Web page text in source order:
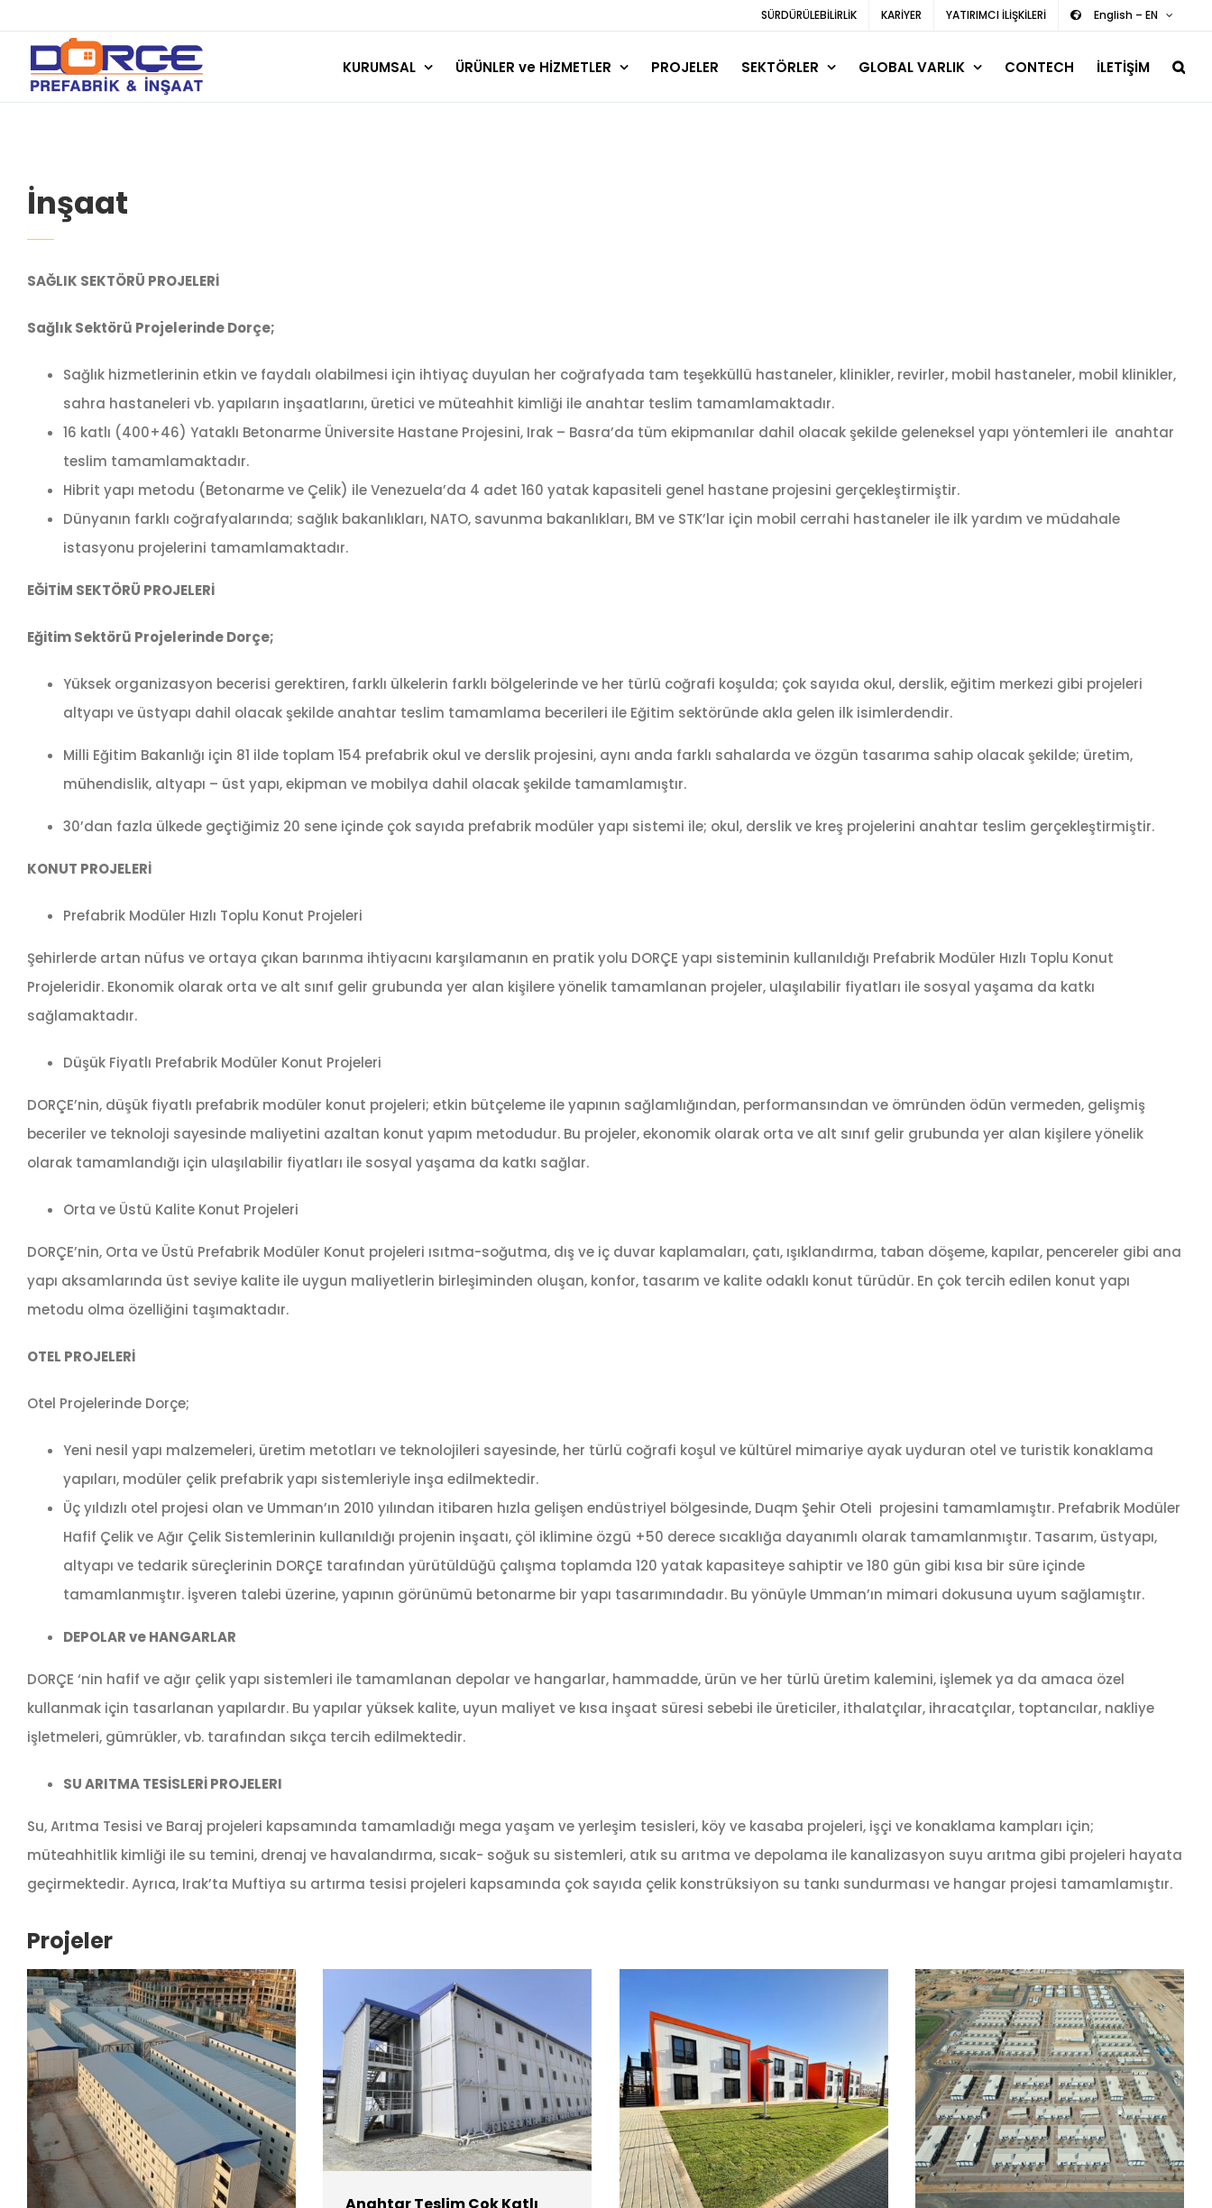
content
SÜRDÜRÜLEBİLİRLİK KARİYER YATIRIMCI İLİŞKİLERİ English – EN
KURUMSAL ÜRÜNLER ve HİZMETLER PROJELER SEKTÖRLER GLOBAL VARLIK CONTECH İLETİŞİM
İnşaat
SAĞLIK SEKTÖRÜ PROJELERİ
Sağlık Sektörü Projelerinde Dorçe;
Sağlık hizmetlerinin etkin ve faydalı olabilmesi için ihtiyaç duyulan her coğrafyada tam teşekküllü hastaneler, klinikler, revirler, mobil hastaneler, mobil klinikler,
sahra hastaneleri vb. yapıların inşaatlarını, üretici ve müteahhit kimliği ile anahtar teslim tamamlamaktadır.
16 katlı (400+46) Yataklı Betonarme Üniversite Hastane Projesini, Irak – Basra’da tüm ekipmanılar dahil olacak şekilde geleneksel yapı yöntemleri ile anahtar
teslim tamamlamaktadır.
Hibrit yapı metodu (Betonarme ve Çelik) ile Venezuela’da 4 adet 160 yatak kapasiteli genel hastane projesini gerçekleştirmiştir.
Dünyanın farklı coğrafyalarında; sağlık bakanlıkları, NATO, savunma bakanlıkları, BM ve STK’lar için mobil cerrahi hastaneler ile ilk yardım ve müdahale
istasyonu projelerini tamamlamaktadır.
EĞİTİM SEKTÖRÜ PROJELERİ
Eğitim Sektörü Projelerinde Dorçe;
Yüksek organizasyon becerisi gerektiren, farklı ülkelerin farklı bölgelerinde ve her türlü coğrafi koşulda; çok sayıda okul, derslik, eğitim merkezi gibi projeleri
altyapı ve üstyapı dahil olacak şekilde anahtar teslim tamamlama becerileri ile Eğitim sektöründe akla gelen ilk isimlerdendir.
Milli Eğitim Bakanlığı için 81 ilde toplam 154 prefabrik okul ve derslik projesini, aynı anda farklı sahalarda ve özgün tasarıma sahip olacak şekilde; üretim,
mühendislik, altyapı – üst yapı, ekipman ve mobilya dahil olacak şekilde tamamlamıştır.
30’dan fazla ülkede geçtiğimiz 20 sene içinde çok sayıda prefabrik modüler yapı sistemi ile; okul, derslik ve kreş projelerini anahtar teslim gerçekleştirmiştir.
KONUT PROJELERİ
Prefabrik Modüler Hızlı Toplu Konut Projeleri
Şehirlerde artan nüfus ve ortaya çıkan barınma ihtiyacını karşılamanın en pratik yolu DORÇE yapı sisteminin kullanıldığı Prefabrik Modüler Hızlı Toplu Konut
Projeleridir. Ekonomik olarak orta ve alt sınıf gelir grubunda yer alan kişilere yönelik tamamlanan projeler, ulaşılabilir fiyatları ile sosyal yaşama da katkı
sağlamaktadır.
Düşük Fiyatlı Prefabrik Modüler Konut Projeleri
DORÇE’nin, düşük fiyatlı prefabrik modüler konut projeleri; etkin bütçeleme ile yapının sağlamlığından, performansından ve ömründen ödün vermeden, gelişmiş
beceriler ve teknoloji sayesinde maliyetini azaltan konut yapım metodudur. Bu projeler, ekonomik olarak orta ve alt sınıf gelir grubunda yer alan kişilere yönelik
olarak tamamlandığı için ulaşılabilir fiyatları ile sosyal yaşama da katkı sağlar.
Orta ve Üstü Kalite Konut Projeleri
DORÇE’nin, Orta ve Üstü Prefabrik Modüler Konut projeleri ısıtma-soğutma, dış ve iç duvar kaplamaları, çatı, ışıklandırma, taban döşeme, kapılar, pencereler gibi ana
yapı aksamlarında üst seviye kalite ile uygun maliyetlerin birleşiminden oluşan, konfor, tasarım ve kalite odaklı konut türüdür. En çok tercih edilen konut yapı
metodu olma özelliğini taşımaktadır.
OTEL PROJELERİ
Otel Projelerinde Dorçe;
Yeni nesil yapı malzemeleri, üretim metotları ve teknolojileri sayesinde, her türlü coğrafi koşul ve kültürel mimariye ayak uyduran otel ve turistik konaklama
yapıları, modüler çelik prefabrik yapı sistemleriyle inşa edilmektedir.
Üç yıldızlı otel projesi olan ve Umman’ın 2010 yılından itibaren hızla gelişen endüstriyel bölgesinde, Duqm Şehir Oteli projesini tamamlamıştır. Prefabrik Modüler
Hafif Çelik ve Ağır Çelik Sistemlerinin kullanıldığı projenin inşaatı, çöl iklimine özgü +50 derece sıcaklığa dayanımlı olarak tamamlanmıştır. Tasarım, üstyapı,
altyapı ve tedarik süreçlerinin DORÇE tarafından yürütüldüğü çalışma toplamda 120 yatak kapasiteye sahiptir ve 180 gün gibi kısa bir süre içinde
tamamlanmıştır. İşveren talebi üzerine, yapının görünümü betonarme bir yapı tasarımındadır. Bu yönüyle Umman’ın mimari dokusuna uyum sağlamıştır.
DEPOLAR ve HANGARLAR
DORÇE ‘nin hafif ve ağır çelik yapı sistemleri ile tamamlanan depolar ve hangarlar, hammadde, ürün ve her türlü üretim kalemini, işlemek ya da amaca özel
kullanmak için tasarlanan yapılardır. Bu yapılar yüksek kalite, uyun maliyet ve kısa inşaat süresi sebebi ile üreticiler, ithalatçılar, ihracatçılar, toptancılar, nakliye
işletmeleri, gümrükler, vb. tarafından sıkça tercih edilmektedir.
SU ARITMA TESİSLERİ PROJELERI
Su, Arıtma Tesisi ve Baraj projeleri kapsamında tamamladığı mega yaşam ve yerleşim tesisleri, köy ve kasaba projeleri, işçi ve konaklama kampları için;
müteahhitlik kimliği ile su temini, drenaj ve havalandırma, sıcak- soğuk su sistemleri, atık su arıtma ve depolama ile kanalizasyon suyu arıtma gibi projeleri hayata
geçirmektedir. Ayrıca, Irak’ta Muftiya su artırma tesisi projeleri kapsamında çok sayıda çelik konstrüksiyon su tankı sundurması ve hangar projesi tamamlamıştır.
Projeler
Anahtar Teslim Çok Katlı